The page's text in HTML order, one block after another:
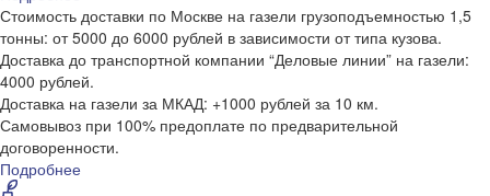
Стоимость доставки по Москве на газели грузоподъемностью 1,5
тонны: от 5000 до 6000 рублей в зависимости от типа кузова.
Доставка до транспортной компании “Деловые линии” на газели:
4000 рублей.
Доставка на газели за МКАД: +1000 рублей за 10 км.
Самовывоз при 100% предоплате по предварительной
договоренности.
Подробнее